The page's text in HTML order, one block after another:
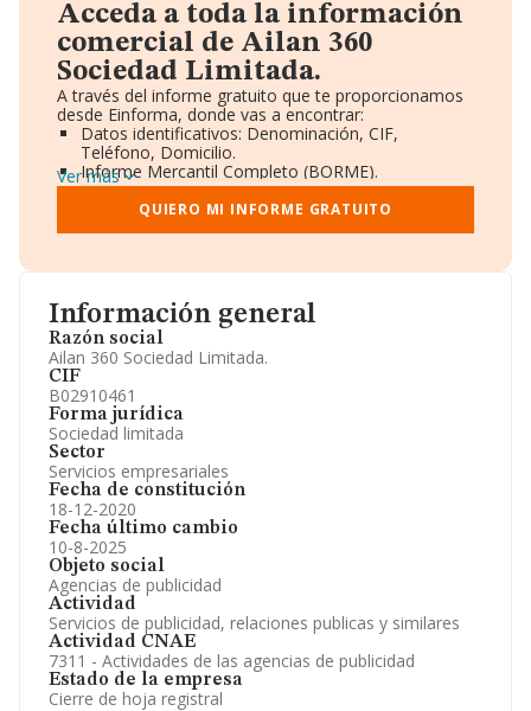
Información general
Razón social
Ailan 360 Sociedad Limitada.
CIF
B02910461
Forma jurídica
Sociedad limitada
Sector
Servicios empresariales
Fecha de constitución
18-12-2020
Fecha último cambio
10-8-2025
Objeto social
Agencias de publicidad
Actividad
Servicios de publicidad, relaciones publicas y similares
Actividad CNAE
7311 - Actividades de las agencias de publicidad
Estado de la empresa
Cierre de hoja registral
Acceda a toda la información
comercial de Ailan 360
Sociedad Limitada.
A través del informe gratuito que te proporcionamos
desde Einforma, donde vas a encontrar:
Datos identificativos: Denominación, CIF,
Teléfono, Domicilio.
Informe Mercantil Completo (BORME).
Gráficos de Evolución Ventas y Empleados.
Consejo de Administración y Administradores.
Directivos y Ejecutivos.
Información oficial y registral complementaria.
Ver más
QUIERO MI INFORME GRATUITO